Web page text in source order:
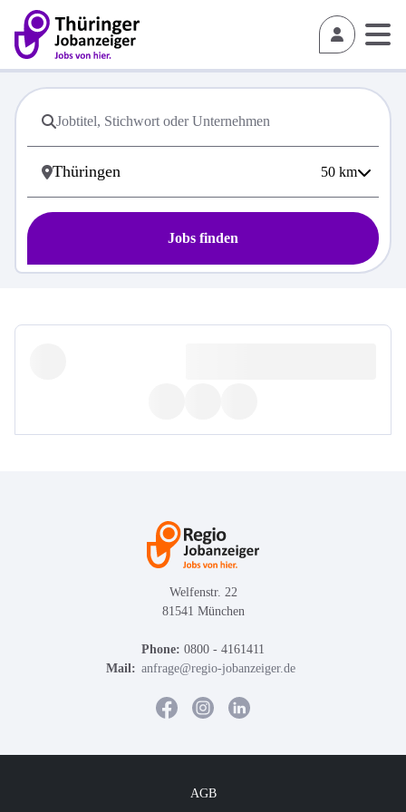
50 km
Jobs finden
Welfenstr. 22
81541 München
Phone: 0800 - 4161411
Mail: anfrage@regio-jobanzeiger.de
AGB